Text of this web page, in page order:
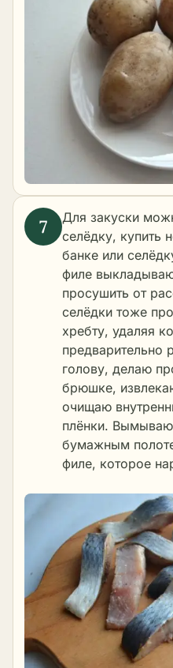
Для закуски
селёдку, купить
банке или
филе
просушить от
селёдки тоже
хребту, удаляя
предварительно
голову, делаю
брюшке,
очищаю
плёнки.
бумажным
филе, которое